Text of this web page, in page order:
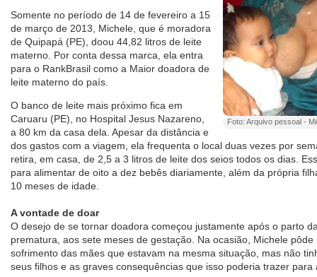
Foto: Arquivo pessoal -
Somente no período de 14 de fevereiro a 15
de março de 2013, Michele, que é moradora
de Quipapá (PE), doou 44,82 litros de leite
materno. Por conta dessa marca, ela entra
para o RankBrasil como a Maior doadora de
leite materno do país.
O banco de leite mais próximo fica em
Caruaru (PE), no Hospital Jesus Nazareno,
a 80 km da casa dela. Apesar da distância e
dos gastos com a viagem, ela frequenta o local duas vezes por
retira, em casa, de 2,5 a 3 litros de leite dos seios todos os dias.
para alimentar de oito a dez bebês diariamente, além da própria
10 meses de idade.
A vontade de doar
O desejo de se tornar doadora começou justamente após o parto
prematura, aos sete meses de gestação. Na ocasião, Michele
sofrimento das mães que estavam na mesma situação, mas não
seus filhos e as graves consequências que isso poderia trazer para